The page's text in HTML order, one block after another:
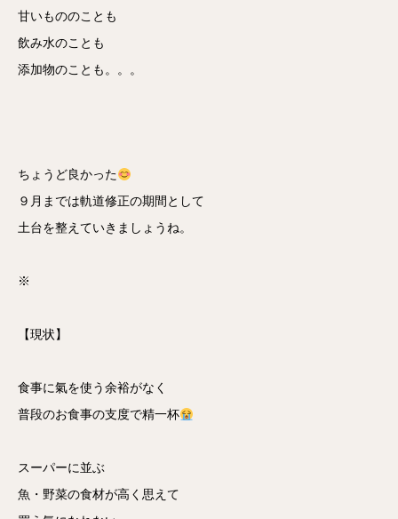
甘いもののことも
飲み水のことも
添加物のことも。。。
ちょうど良かった
９月までは軌道修正の期間として
土台を整えていきましょうね。
※
【現状】
食事に氣を使う余裕がなく
普段のお食事の支度で精一杯
スーパーに並ぶ
魚・野菜の食材が高く思えて